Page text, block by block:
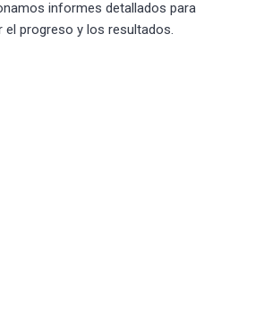
informes detallados para
el progreso y los resultados.